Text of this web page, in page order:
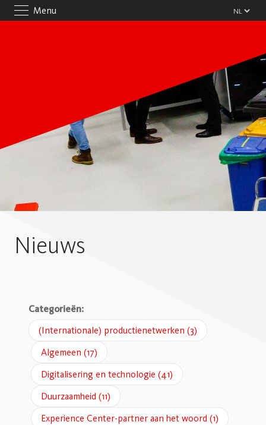
Menu
Nieuws
Categorieën:
(Internationale) productienetwerken (3)
Algemeen (17)
Digitalisering en technologie (41)
Duurzaamheid (11)
Experience Center-partner aan het woord (1)